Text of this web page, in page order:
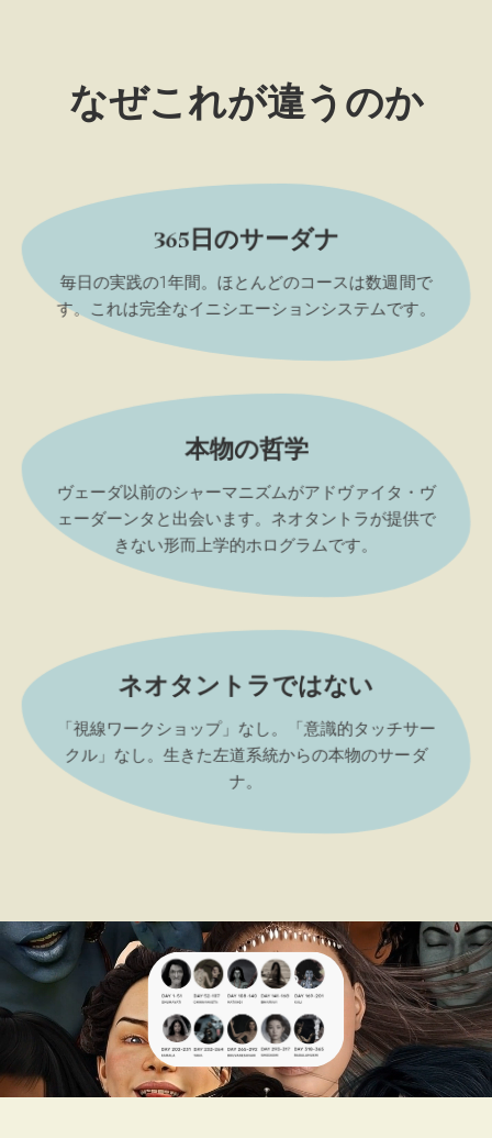
なぜこれが違うのか
365日のサーダナ
毎日の実践の1年間。ほとんどのコースは数週間で
す。これは完全なイニシエーションシステムです。
本物の哲学
ヴェーダ以前のシャーマニズムがアドヴァイタ・ヴ
ェーダーンタと出会います。ネオタントラが提供で
きない形而上学的ホログラムです。
ネオタントラではない
「視線ワークショップ」なし。「意識的タッチサー
クル」なし。生きた左道系統からの本物のサーダ
ナ。